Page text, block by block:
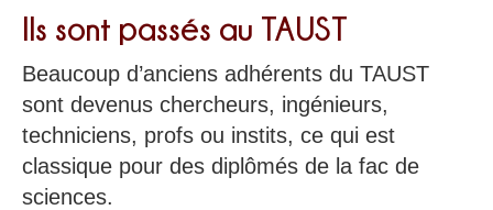
Ils sont passés au TAUST
Beaucoup d’anciens adhérents du TAUST
sont devenus chercheurs, ingénieurs,
techniciens, profs ou instits, ce qui est
classique pour des diplômés de la fac de
sciences.